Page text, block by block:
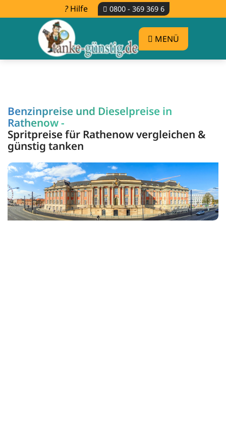
Hilfe 0800 - 369 369 6
MENÜ
Benzinpreise und Dieselpreise in
Rathenow -
Spritpreise für Rathenow vergleichen &
günstig tanken